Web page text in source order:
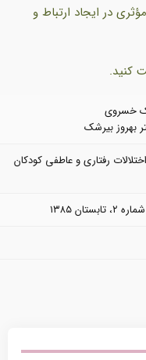
در ایجاد ارتباط و
کنید.
خسروی
بهروز بیرشک
رفتاری و عاطفی کودکان